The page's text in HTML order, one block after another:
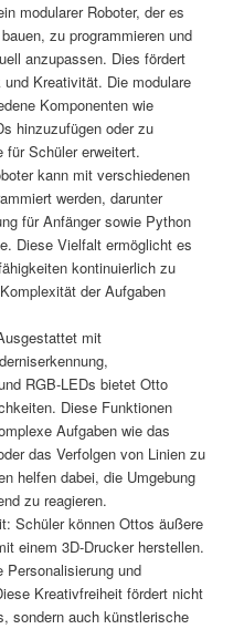
modularer Roboter, der es
zu programmieren und
anzupassen. Dies fördert
Kreativität. Die modulare
Komponenten wie
hinzuzufügen oder zu
für Schüler erweitert.
kann mit verschiedenen
werden, darunter
für Anfänger sowie Python
Diese Vielfalt ermöglicht es
kontinuierlich zu
der Aufgaben
mit
RGB-LEDs bietet Otto
Diese Funktionen
Aufgaben wie das
das Verfolgen von Linien zu
helfen dabei, die Umgebung
zu reagieren.
Schüler können Ottos äußere
einem 3D-Drucker herstellen.
Personalisierung und
Kreativfreiheit fördert nicht
sondern auch künstlerische